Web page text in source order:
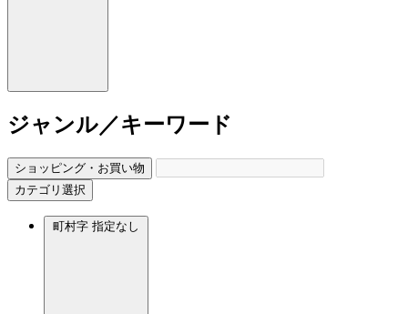
ジャンル／キーワード
ショッピング・お買い物
カテゴリ選択
町村字 指定なし